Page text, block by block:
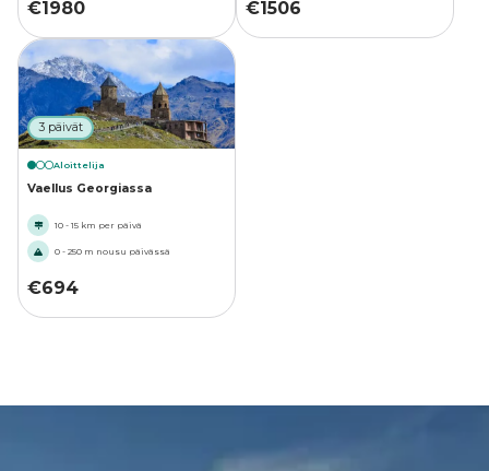
€1980 €1506
3 päivät
Aloittelija
Vaellus Georgiassa
10 - 15 km per päivä
0 - 250 m nousu päivässä
€694